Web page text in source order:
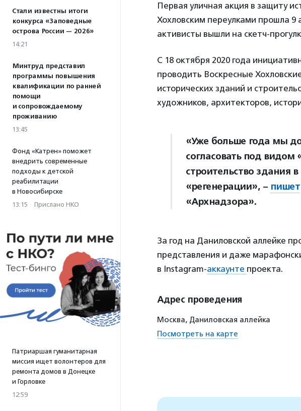
Стали известны итоги
конкурса «Заповедные
острова России — 2026»
14:21
Минтруд представил
программы повышения
квалификации по ранней
помощи
и сопровождаемому
проживанию
13:45
Фонд «Катрен» поможет
внедрить современные
подходы к детской
реабилитации
в Новосибирске
13:15 · Прислано НКО
Патриаршая гуманитарная
миссия ищет волонтеров для
ремонта домов в Донецке
и Горловке
12:59
Первая уличная акция в защиту
Хохловским переулками прошла 9
активисты вышли на скетч-
С 18 октября 2020 года
проводить Воскресные
исторических зданий и
художников, архитекторов,
«Уже больше года мы
согласовать под
строительство здания
«регенерации», – пишет
«Архнадзора».
За год на Даниловской аллейке
представления и даже
в Instagram-аккаунте проекта.
Адрес проведения
Москва, Даниловская аллейка
Посмотреть на карте